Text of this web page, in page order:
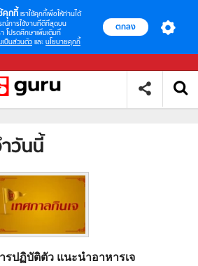
คุกกี้ เราใช้คุกกี้เพื่อให้ท่านได้
ณ์การใช้งานที่ดีที่สุดบน
า โปรดศึกษาเพิ่มเติมที่
เป็นส่วนตัว และ นโยบายคุกกี้
ตกลง
วันนี้
รปฏิบัติตัว แนะนำอาหารเจ